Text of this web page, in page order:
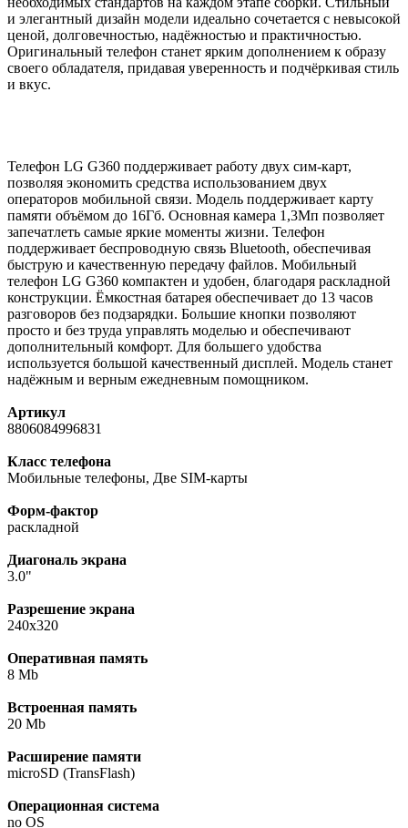
и элегантный дизайн модели идеально сочетается с невысокой
ценой, долговечностью, надёжностью и практичностью.
Оригинальный телефон станет ярким дополнением к образу
своего обладателя, придавая уверенность и подчёркивая стиль
и вкус.
Телефон LG G360 поддерживает работу двух сим-карт,
позволяя экономить средства использованием двух
операторов мобильной связи. Модель поддерживает карту
памяти объёмом до 16Гб. Основная камера 1,3Мп позволяет
запечатлеть самые яркие моменты жизни. Телефон
поддерживает беспроводную связь Bluetooth, обеспечивая
быструю и качественную передачу файлов. Мобильный
телефон LG G360 компактен и удобен, благодаря раскладной
конструкции. Ёмкостная батарея обеспечивает до 13 часов
разговоров без подзарядки. Большие кнопки позволяют
просто и без труда управлять моделью и обеспечивают
дополнительный комфорт. Для большего удобства
используется большой качественный дисплей. Модель станет
надёжным и верным ежедневным помощником.
Артикул
8806084996831
Класс телефона
Мобильные телефоны, Две SIM-карты
Форм-фактор
раскладной
Диагональ экрана
3.0"
Разрешение экрана
240x320
Оперативная память
8 Mb
Встроенная память
20 Mb
Расширение памяти
microSD (TransFlash)
Операционная система
no OS